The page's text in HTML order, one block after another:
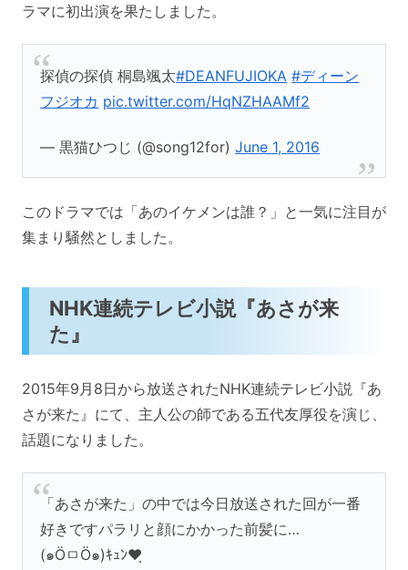
ラマに初出演を果たしました。
探偵の探偵 桐島颯太#DEANFUJIOKA #ディーン
フジオカ pic.twitter.com/HqNZHAAMf2
— 黒猫ひつじ (@song12for)June 1, 2016
このドラマでは「あのイケメンは誰？」と一気に注目が
集まり騒然としました。
NHK連続テレビ小説『あさが来
た』
2015年9月8日から放送されたNHK連続テレビ小説『あ
さが来た』にて、主人公の師である五代友厚役を演じ、
話題になりました。
「あさが来た」の中では今日放送された回が一番
好きですパラリと顔にかかった前髪に…
(๑ÖㅁÖ๑)ｷｭﾝ❤ฺ